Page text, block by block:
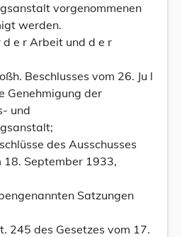
vorgenommenen
werden.
e r Arbeit und d e r
Beschlusses vom 26. Ju l
Genehmigung der
und
des Ausschusses
September 1933,
Satzungen
245 des Gesetzes vom 17.